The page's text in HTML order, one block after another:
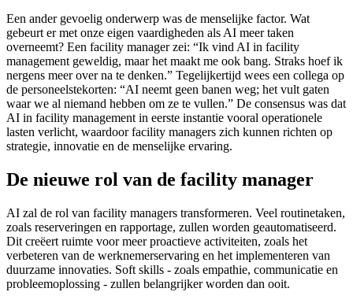
Een ander gevoelig onderwerp was de menselijke factor. Wat
gebeurt er met onze eigen vaardigheden als AI meer taken
overneemt? Een facility manager zei: “Ik vind AI in facility
management geweldig, maar het maakt me ook bang. Straks hoef ik
nergens meer over na te denken.” Tegelijkertijd wees een collega op
de personeelstekorten: “AI neemt geen banen weg; het vult gaten
waar we al niemand hebben om ze te vullen.” De consensus was dat
AI in facility management in eerste instantie vooral operationele
lasten verlicht, waardoor facility managers zich kunnen richten op
strategie, innovatie en de menselijke ervaring.
De nieuwe rol van de facility manager
AI zal de rol van facility managers transformeren. Veel routinetaken,
zoals reserveringen en rapportage, zullen worden geautomatiseerd.
Dit creëert ruimte voor meer proactieve activiteiten, zoals het
verbeteren van de werknemerservaring en het implementeren van
duurzame innovaties. Soft skills - zoals empathie, communicatie en
probleemoplossing - zullen belangrijker worden dan ooit.